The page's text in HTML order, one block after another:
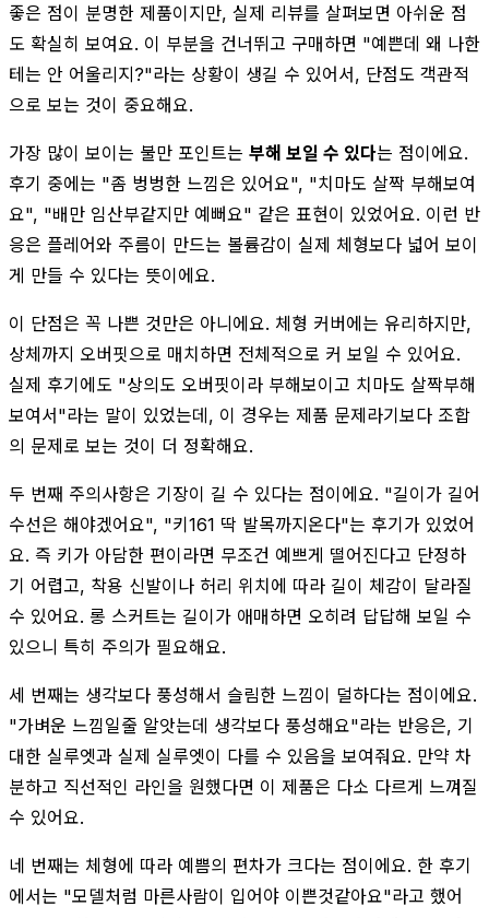
좋은 점이 분명한 제품이지만, 실제 리뷰를 살펴보면 아쉬운 점
도 확실히 보여요. 이 부분을 건너뛰고 구매하면 "예쁜데 왜 나한
테는 안 어울리지?"라는 상황이 생길 수 있어서, 단점도 객관적
으로 보는 것이 중요해요.
가장 많이 보이는 불만 포인트는 부해 보일 수 있다는 점이에요.
후기 중에는 "좀 벙벙한 느낌은 있어요", "치마도 살짝 부해보여
요", "배만 임산부같지만 예뻐요" 같은 표현이 있었어요. 이런 반
응은 플레어와 주름이 만드는 볼륨감이 실제 체형보다 넓어 보이
게 만들 수 있다는 뜻이에요.
이 단점은 꼭 나쁜 것만은 아니에요. 체형 커버에는 유리하지만,
상체까지 오버핏으로 매치하면 전체적으로 커 보일 수 있어요.
실제 후기에도 "상의도 오버핏이라 부해보이고 치마도 살짝부해
보여서"라는 말이 있었는데, 이 경우는 제품 문제라기보다 조합
의 문제로 보는 것이 더 정확해요.
두 번째 주의사항은 기장이 길 수 있다는 점이에요. "길이가 길어
수선은 해야겠어요", "키161 딱 발목까지온다"는 후기가 있었어
요. 즉 키가 아담한 편이라면 무조건 예쁘게 떨어진다고 단정하
기 어렵고, 착용 신발이나 허리 위치에 따라 길이 체감이 달라질
수 있어요. 롱 스커트는 길이가 애매하면 오히려 답답해 보일 수
있으니 특히 주의가 필요해요.
세 번째는 생각보다 풍성해서 슬림한 느낌이 덜하다는 점이에요.
"가벼운 느낌일줄 알앗는데 생각보다 풍성해요"라는 반응은, 기
대한 실루엣과 실제 실루엣이 다를 수 있음을 보여줘요. 만약 차
분하고 직선적인 라인을 원했다면 이 제품은 다소 다르게 느껴질
수 있어요.
네 번째는 체형에 따라 예쁨의 편차가 크다는 점이에요. 한 후기
에서는 "모델처럼 마른사람이 입어야 이쁜것같아요"라고 했어